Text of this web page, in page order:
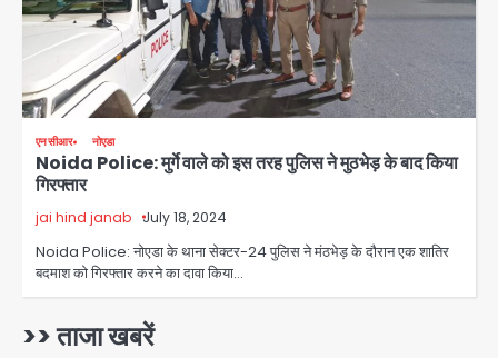
एनसीआर नोएडा
Noida Police: मुर्गे वाले को इस तरह पुलिस ने मुठभेड़ के बाद किया
गिरफ्तार
jai hind janab July 18, 2024
Noida Police: नोएडा के थाना सेक्टर-24 पुलिस ने मंठभेड़ के दौरान एक शातिर
बदमाश को गिरफ्तार करने का दावा किया…
>> ताजा खबरें
4
Greater Noida (Badalpur):
सरिया लदा कैंटर अनियंत्रित होकर घुसा
किराना दुकान में , ड्राइवर की मौत
Avinash Kumar
DC Movie Review: लोकेश कनगराज की
स्क्रीनप्ले में कमजोर, लेकिन कहानी अधूरी रह
गई, 3 स्टार रेटिंग
Avinash Kumar
1
Felix Hospital Noida: फेलिक्स